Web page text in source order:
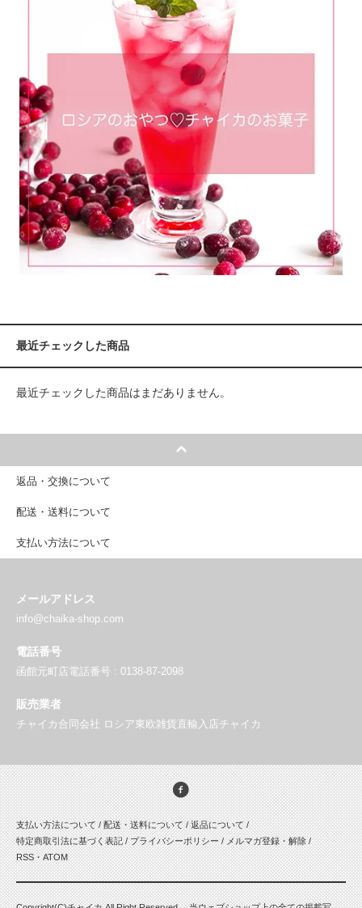
最近チェックした商品
最近チェックした商品はまだありません。
返品・交換について
配送・送料について
支払い方法について
メールアドレス
info@chaika-shop.com
電話番号
函館元町店電話番号 : 0138-87-2098
販売業者
チャイカ合同会社 ロシア東欧雑貨直輸入店チャイカ
支払い方法について/ 配送・送料について/ 返品について/
特定商取引法に基づく表記/ プライバシーポリシー/ メルマガ登録・解除/
RSS・ATOM